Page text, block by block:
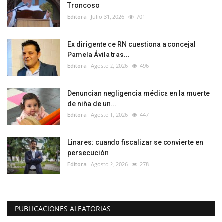
Troncoso
Editora Julio 31, 2026 701
Ex dirigente de RN cuestiona a concejal
Pamela Ávila tras...
Editora Agosto 2, 2026 496
Denuncian negligencia médica en la muerte
de niña de un...
Editora Agosto 1, 2026 447
Linares: cuando fiscalizar se convierte en
persecución
Editora Agosto 2, 2026 278
PUBLICACIONES ALEATORIAS